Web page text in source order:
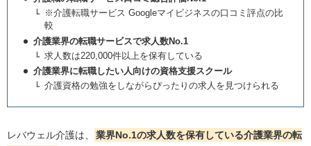
※介護転職サービス Googleマイビジネスの口コミ評点の比
較
介護業界の転職サービスで求人数No.1
求人数は220,000件以上を保有している
介護業界に転職したい人向けの資格支援スクール
介護資格の勉強をしながらぴったりの求人を見つけられる
レバウェル介護は、
業界No.1の求人数を保有している介護業界の転